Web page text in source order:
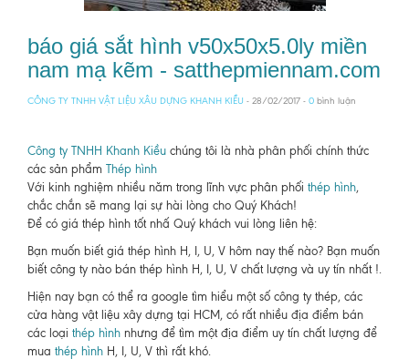
báo giá sắt hình v50x50x5.0ly miền
nam mạ kẽm - satthepmiennam.com
CÔNG TY TNHH VẬT LIỆU XÂU DỰNG KHANH KIỀU - 28/02/2017 - 0 bình luận
Công ty TNHH Khanh Kiều chúng tôi là nhà phân phối chính thức
các sản phẩm Thép hình
Với kinh nghiệm nhiều năm trong lĩnh vực phân phối thép hình,
chắc chắn sẽ mang lại sự hài lòng cho Quý Khách!
Để có giá thép hình tốt nhấ Quý khách vui lòng liên hệ:
Bạn muốn biết giá thép hình H, I, U, V hôm nay thế nào? Bạn muốn
biết công ty nào bán thép hình H, I, U, V chất lượng và uy tín nhất !.
Hiện nay bạn có thể ra google tìm hiểu một số công ty thép, các
cửa hàng vật liệu xây dựng tại HCM, có rất nhiều địa điểm bán
các loại thép hình nhưng để tìm một địa điểm uy tín chất lượng để
mua thép hình H, I, U, V thì rất khó.